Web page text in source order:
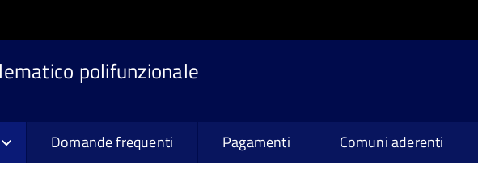
polifunzionale
Domande frequenti Pagamenti Comuni aderenti